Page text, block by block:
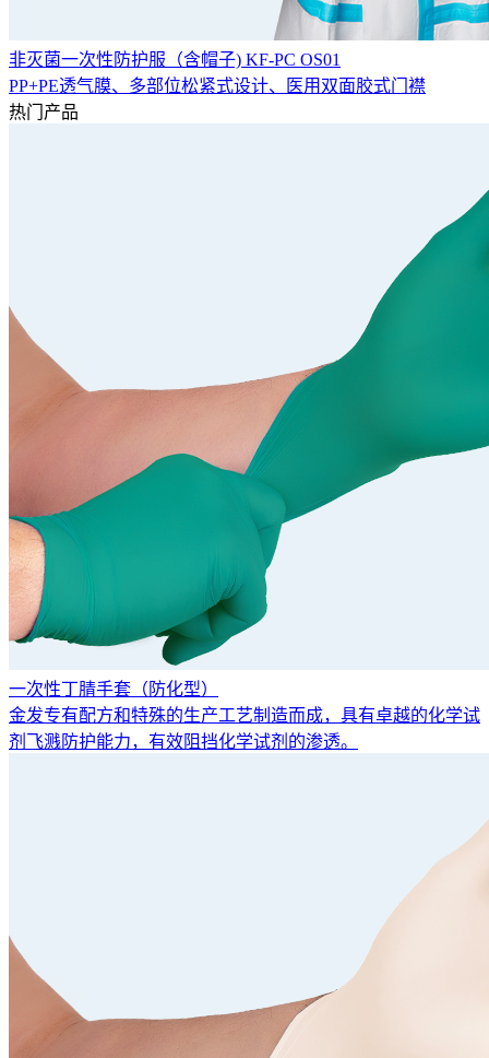
非灭菌一次性防护服（含帽子) KF-PC OS01
PP+PE透气膜、多部位松紧式设计、医用双面胶式门襟
热门产品
一次性丁腈手套（防化型）
金发专有配方和特殊的生产工艺制造而成，具有卓越的化学试
剂飞溅防护能力，有效阻挡化学试剂的渗透。